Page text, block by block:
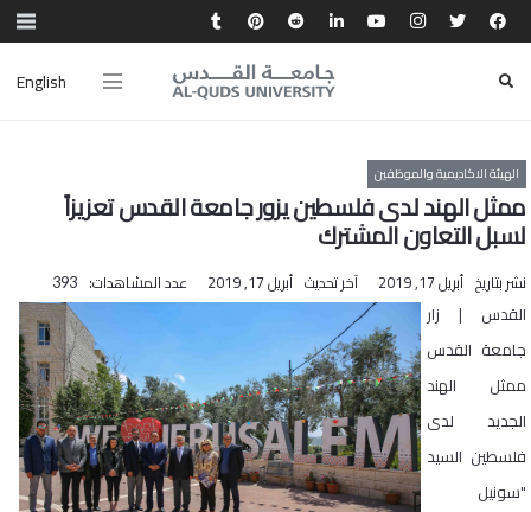
English
الهيئة الاكاديمية والموظفين
ممثل الهند لدى فلسطين يزور جامعة القدس تعزيزاً
لسبل التعاون المشترك
نشر بتاريخ أبريل 17, 2019 آخر تحديث أبريل 17, 2019 عدد المشاهدات: 393
القدس | زار
جامعة القدس
ممثل الهند
الجديد لدى
فلسطين السيد
"سونيل